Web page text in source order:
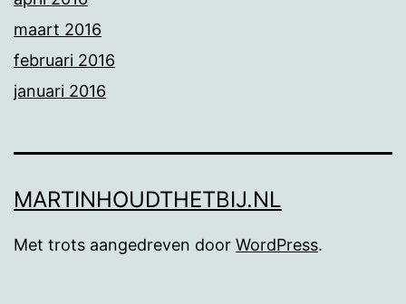
maart 2016
februari 2016
januari 2016
MARTINHOUDTHETBIJ.NL
Met trots aangedreven door WordPress.